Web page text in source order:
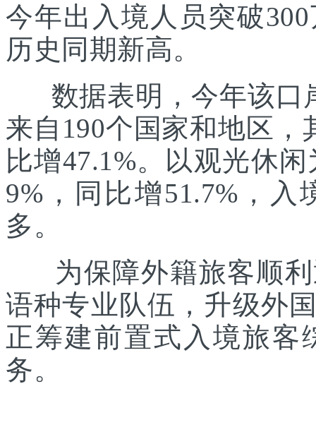
今年出入境人员突破
历史同期新高。
数据表明，今年该口
来自190个国家和地区，
比增47.1%。以观光休
9%，同比增51.7%，
多。
为保障外籍旅客顺利
语种专业队伍，升级外
正筹建前置式入境旅客
务。